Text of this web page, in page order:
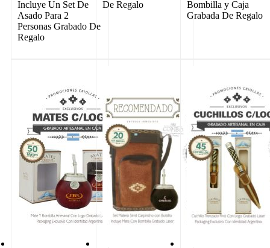
Incluye Un Set De
Asado Para 2
Personas Grabado De
Regalo
De Regalo
Bombilla y Caja
Grabada De Regalo